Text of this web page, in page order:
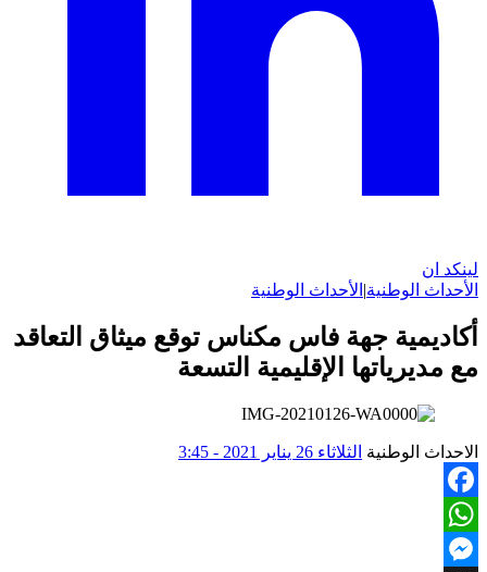
لينكد ان
الأحداث الوطنية| الأحداث الوطنية
أكاديمية جهة فاس مكناس توقع ميثاق التعاقد
مع مديرياتها الإقليمية التسعة
الاحداث الوطنية الثلاثاء 26 يناير 2021 - 3:45
Facebook
WhatsApp